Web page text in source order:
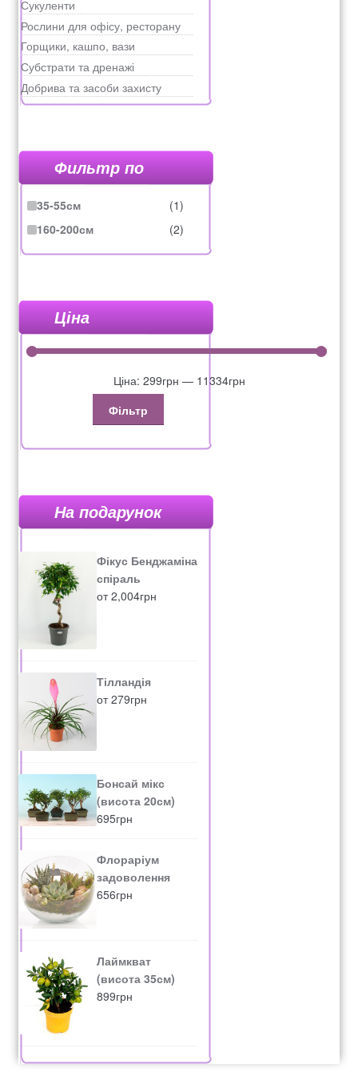
Сукуленти
Рослини для офісу, ресторану
Горщики, кашпо, вази
Субстрати та дренажі
Добрива та засоби захисту
Фильтр по
35-55см
(1)
160-200см
(2)
Ціна
Ціна: 299грн — 11334грн
Фільтр
На подарунок
Фікус Бенджаміна
спіраль
от2,004грн
Тілландія
от279грн
Бонсай мікс
(висота 20см)
695грн
Флораріум
задоволення
656грн
Лаймкват
(висота 35см)
899грн